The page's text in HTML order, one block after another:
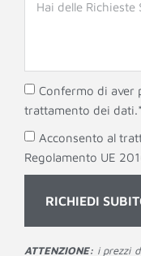
Confermo di aver
trattamento dei dati.*
Acconsento al
Regolamento UE
RICHIEDI
ATTENZIONE: i prezzi